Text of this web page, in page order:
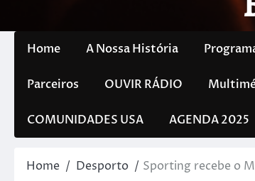
Home A Nossa História
Parceiros OUVIR RÁDIO
COMUNIDADES USA AGENDA 2025
Home Desporto Sporting recebe o